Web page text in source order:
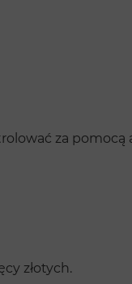
za pomocą
złotych.